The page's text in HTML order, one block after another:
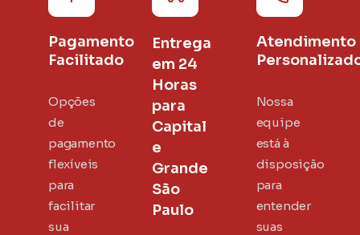
Pagamento
Facilitado
Opções
de
pagamento
flexíveis
para
facilitar
sua
Entrega
em 24
Horas
para
Capital
e
Grande
São
Paulo
Atendimento
Nossa
equipe
está à
disposição
para
entender
suas